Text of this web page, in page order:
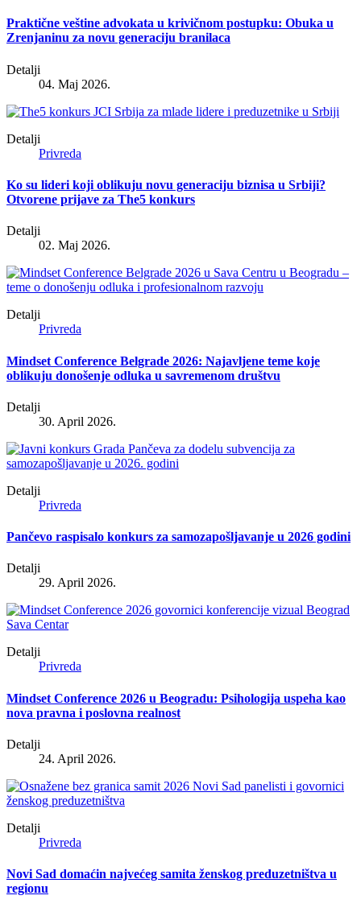
Praktične veštine advokata u krivičnom postupku: Obuka u
Zrenjaninu za novu generaciju branilaca
Detalji
04. Maj 2026.
Detalji
Privreda
Ko su lideri koji oblikuju novu generaciju biznisa u Srbiji?
Otvorene prijave za The5 konkurs
Detalji
02. Maj 2026.
Detalji
Privreda
Mindset Conference Belgrade 2026: Najavljene teme koje
oblikuju donošenje odluka u savremenom društvu
Detalji
30. April 2026.
Detalji
Privreda
Pančevo raspisalo konkurs za samozapošljavanje u 2026 godini
Detalji
29. April 2026.
Detalji
Privreda
Mindset Conference 2026 u Beogradu: Psihologija uspeha kao
nova pravna i poslovna realnost
Detalji
24. April 2026.
Detalji
Privreda
Novi Sad domaćin najvećeg samita ženskog preduzetništva u
regionu